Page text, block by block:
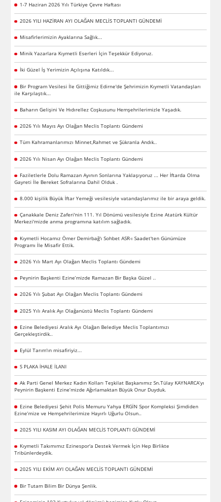
1-7 Haziran 2026 Yılı Türkiye Çevre Haftası
2026 YILI HAZİRAN AYI OLAĞAN MECLİS TOPLANTI GÜNDEMİ
Misafirlerimizin Ayaklarına Sağlık...
Minik Yazarlara Kıymetli Eserleri İçin Teşekkür Ediyoruz.
İki Güzel İş Yerimizin Açılışına Katıldık...
Bir Program Vesilesi İle Gittiğimiz Edirne'de Şehrimizin Kıymetli Vatandaşları
ile Karşılaştık...
Baharın Gelişini Ve Hıdırellez Coşkusunu Hemşehrilerimizle Yaşadık.
2026 Yılı Mayıs Ayı Olağan Meclis Toplantı Gündemi
Tüm Kahramanlarımızı Minnet,Rahmet ve Şükranla Andık..
2026 Yılı Nisan Ayı Olağan Meclis Toplantı Gündemi
Faziletlerle Dolu Ramazan Ayının Sonlarına Yaklaşıyoruz ... Her İftarda Olma
Gayreti İle Bereket Sofralarına Dahil Olduk .
8.000 kişilik Büyük İftar Yemeği vesilesiyle vatandaşlarımız ile bir araya geldik.
Çanakkale Deniz Zaferi'nin 111. Yıl Dönümü vesilesiyle Ezine Atatürk Kültür
Merkezi'mizde anma programına katılım sağladık.
Kıymetli Hocamız Ömer Demirbağ'ı Sohbet ASR-ı Saadet'ten Günümüze
Programı İle Misafir Ettik.
2026 Yılı Mart Ayı Olağan Meclis Toplantı Gündemi
Peynirin Başkenti Ezine’mizde Ramazan Bir Başka Güzel ..
2026 Yılı Şubat Ayı Olağan Meclis Toplantı Gündemi
2025 Yılı Aralık Ayı Olağanüstü Meclis Toplantı Gündemi
Ezine Belediyesi Aralık Ayı Olağan Belediye Meclis Toplantımızı
Gerçekleştirdik..
Eylül Tarım'ın misafiriyiz...
S PLAKA İHALE İLANI
Ak Parti Genel Merkez Kadın Kolları Teşkilat Başkanımız Sn.Tülay KAYNARCA’yı
Peynirin Başkenti Ezine’mizde Ağırlamaktan Büyük Onur Duyduk.
Ezine Belediyesi Şehit Polis Memuru Yahya ERGİN Spor Kompleksi Şimdiden
Ezine’mize ve Hemşehrilerimize Hayırlı Uğurlu Olsun..
2025 YILI KASIM AYI OLAĞAN MECLİS TOPLANTI GÜNDEMİ
Kıymetli Takımımız Ezinespor'a Destek Vermek İçin Hep Birlikte
Tribünlerdeydik.
2025 YILI EKİM AYI OLAĞAN MECLİS TOPLANTI GÜNDEMİ
Bir Tutam Bilim Bir Dünya Şenlik.